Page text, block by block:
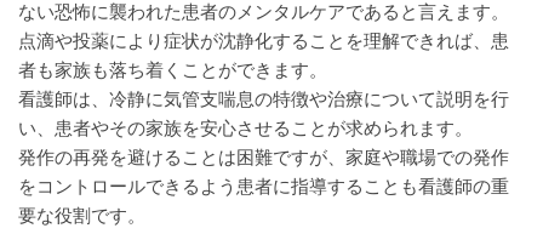
ない恐怖に襲われた患者のメンタルケアであると言えます。
点滴や投薬により症状が沈静化することを理解できれば、患
者も家族も落ち着くことができます。
看護師は、冷静に気管支喘息の特徴や治療について説明を行
い、患者やその家族を安心させることが求められます。
発作の再発を避けることは困難ですが、家庭や職場での発作
をコントロールできるよう患者に指導することも看護師の重
要な役割です。